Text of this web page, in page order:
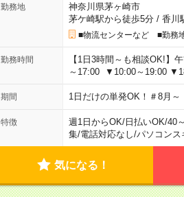
勤務地
神奈川県茅ヶ崎市
茅ケ崎駅から徒歩5分/ 香川
■物流センターなど ■勤務
勤務時間
【1日3時間～も相談OK!】
～17:00 ▼10:00～19:00
期間 1日だけの単発OK！＃8月
特徴 週1日からOK/日払いOK/40
集/電話対応なし/パソコンス
気になる！